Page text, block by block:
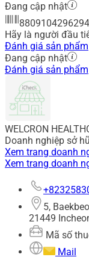
Đang cập nhật
8809104296294
Hãy là người đầu
Đánh giá sản phẩm
Đang cập nhật
Đánh giá sản phẩm
WELCRON
Doanh nghiệp sở
Xem trang doanh
Xem trang doanh
5,
21449
Mã số
Mail